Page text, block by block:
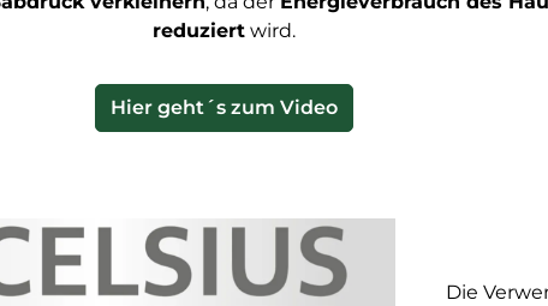
reduziertwird.
Hier geht´s zum Video
Die